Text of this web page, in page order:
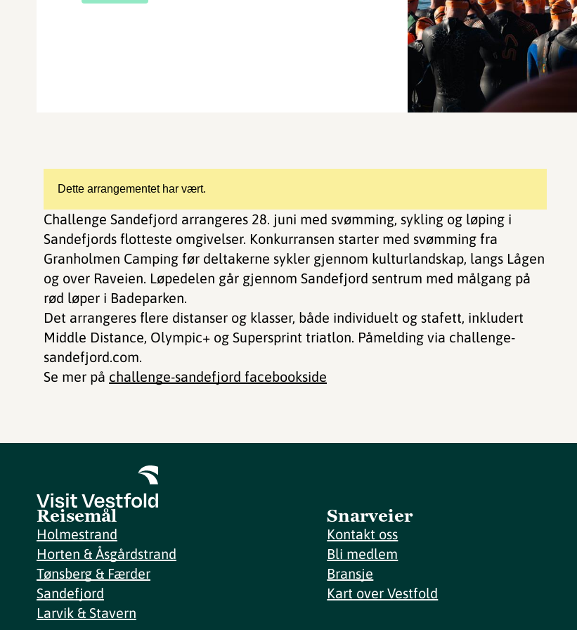
Dette arrangementet har vært.
Challenge Sandefjord arrangeres 28. juni med svømming, sykling og løping i
Sandefjords flotteste omgivelser. Konkurransen starter med svømming fra
Granholmen Camping før deltakerne sykler gjennom kulturlandskap, langs Lågen
og over Raveien. Løpedelen går gjennom Sandefjord sentrum med målgang på
rød løper i Badeparken.
Det arrangeres flere distanser og klasser, både individuelt og stafett, inkludert
Middle Distance, Olympic+ og Supersprint triatlon. Påmelding via challenge-
sandefjord.com.
Se mer på challenge-sandefjord facebookside
Reisemål
Holmestrand
Horten & Åsgårdstrand
Tønsberg & Færder
Sandefjord
Larvik & Stavern
Snarveier
Kontakt oss
Bli medlem
Bransje
Kart over Vestfold